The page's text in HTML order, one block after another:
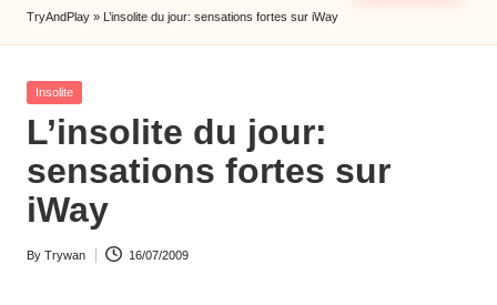
A
d
P
la
y.
c
Twitter
TryAndPlay » L’insolite du jour: sensations fortes sur iWay
Posted
Insolite
L’insolite du jour:
sensations fortes sur
iWay
Posted
By Trywan 16/07/2009